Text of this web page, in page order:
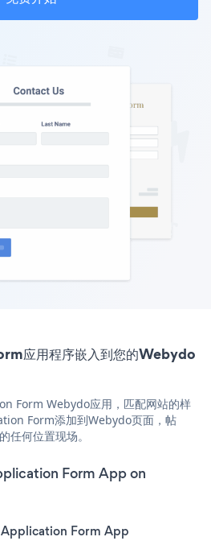
应用程序嵌入到您的Webydo
Form Webydo应用，匹配网站的样
Form添加到Webydo页面，帖
任何位置现场。
Form App on
Form App